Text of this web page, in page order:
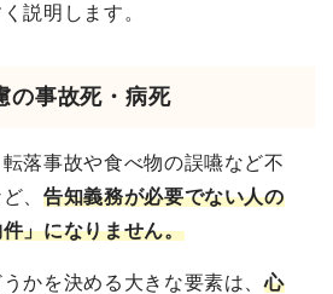
説明します。
の事故死・病死
落事故や食べ物の誤嚥など不
、告知義務が必要でない人の
」になりません。
かを決める大きな要素は、心